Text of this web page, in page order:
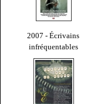
2007 - Écrivains
infréquentables